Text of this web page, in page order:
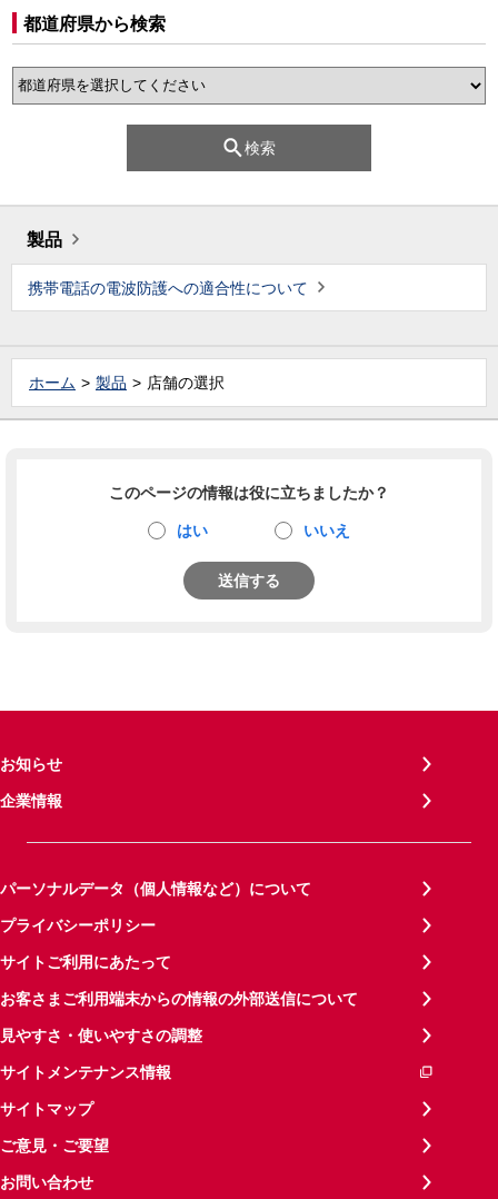
都道府県から検索
検索
製品
携帯電話の電波防護への適合性について
ホーム 製品 店舗の選択
このページの情報は役に立ちましたか？
はい いいえ
送信する
お知らせ
企業情報
パーソナルデータ（個人情報など）について
プライバシーポリシー
サイトご利用にあたって
お客さまご利用端末からの情報の外部送信について
見やすさ・使いやすさの調整
サイトメンテナンス情報
サイトマップ
ご意見・ご要望
お問い合わせ